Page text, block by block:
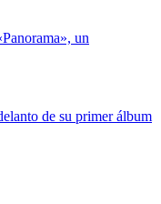
un
de su primer álbum